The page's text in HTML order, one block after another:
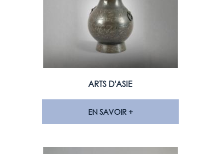
ARTS D'ASIE
EN SAVOIR +